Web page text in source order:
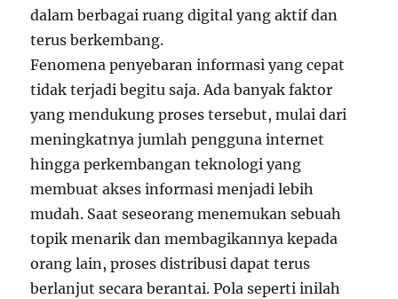
dalam berbagai ruang digital yang aktif dan
terus berkembang.
Fenomena penyebaran informasi yang cepat
tidak terjadi begitu saja. Ada banyak faktor
yang mendukung proses tersebut, mulai dari
meningkatnya jumlah pengguna internet
hingga perkembangan teknologi yang
membuat akses informasi menjadi lebih
mudah. Saat seseorang menemukan sebuah
topik menarik dan membagikannya kepada
orang lain, proses distribusi dapat terus
berlanjut secara berantai. Pola seperti inilah